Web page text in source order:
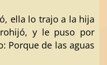
ella lo trajo a la hija
y le puso por
Porque de las aguas